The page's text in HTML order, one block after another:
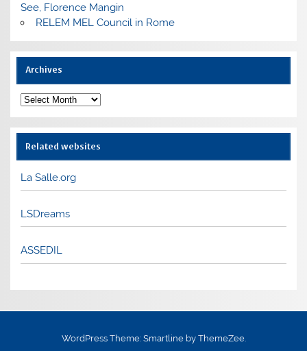
See, Florence Mangin
RELEM MEL Council in Rome
Archives
Archives
Related websites
La Salle.org
LSDreams
ASSEDIL
WordPress Theme: Smartline by ThemeZee.